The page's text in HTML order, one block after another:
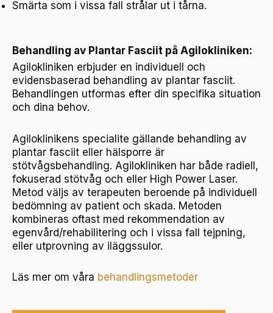
Smärta som i vissa fall strålar ut i tårna.
Behandling av Plantar Fasciit på Agilokliniken:
Agilokliniken erbjuder en individuell och
evidensbaserad behandling av plantar fasciit.
Behandlingen utformas efter din specifika situation
och dina behov.
Agiloklinikens specialite gällande behandling av
plantar fasciit eller hälsporre är
stötvågsbehandling. Agilokliniken har både radiell,
fokuserad stötvåg och eller High Power Laser.
Metod väljs av terapeuten beroende på individuell
bedömning av patient och skada. Metoden
kombineras oftast med rekommendation av
egenvård/rehabilitering och i vissa fall tejpning,
eller utprovning av iläggssulor.
Läs mer om våra behandlingsmetoder